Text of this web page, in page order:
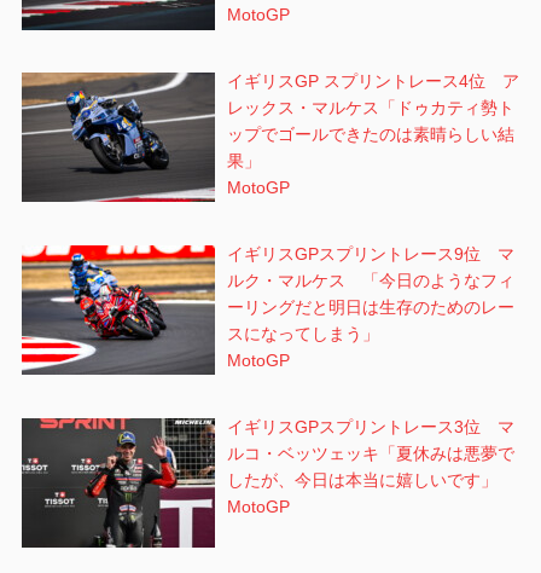
MotoGP
イギリスGP スプリントレース4位 ア
レックス・マルケス「ドゥカティ勢ト
ップでゴールできたのは素晴らしい結
果」
MotoGP
イギリスGPスプリントレース9位 マ
ルク・マルケス 「今日のようなフィ
ーリングだと明日は生存のためのレー
スになってしまう」
MotoGP
イギリスGPスプリントレース3位 マ
ルコ・ベッツェッキ「夏休みは悪夢で
したが、今日は本当に嬉しいです」
MotoGP